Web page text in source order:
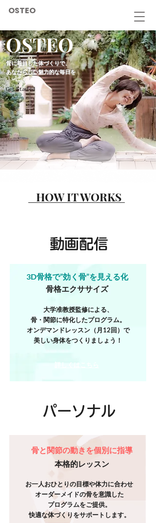
OSTEO
OSTEO
OSTEO
骨に着目した体づくりで、
あなたらしい魅力的な毎日を
Get Started
​HOW IT WORKS
動画配信
3D骨格で”効く骨”を見える化
骨格エクササイズ
大学准教授監修による、
骨・関節に特化したプログラム。
オンデマンドレッスン（月12回）で
美しい身体をつくりましょう！
​詳しくはこちら
パーソナル
骨と関節の動きを個別に指導
本格的レッスン
お一人おひとりの目標や体力に合わせ
オーダーメイドの骨を意識した
プログラムをご提供。
快適な体づくりをサポートします。